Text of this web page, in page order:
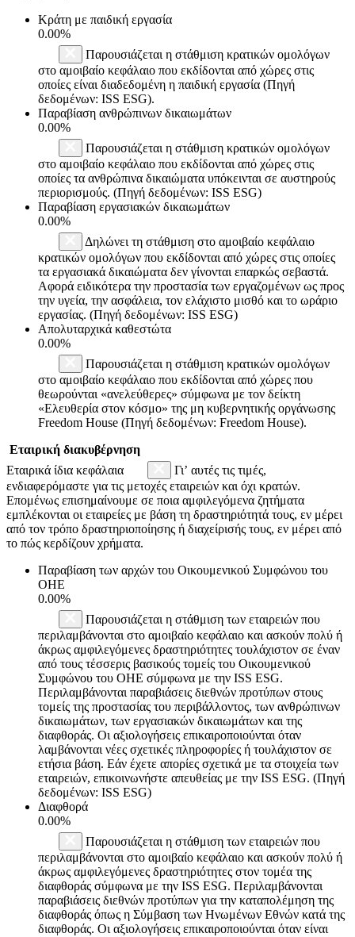
Κράτη με παιδική εργασία
0.00%
Παρουσιάζεται η στάθμιση κρατικών ομολόγων
στο αμοιβαίο κεφάλαιο που εκδίδονται από χώρες στις
οποίες είναι διαδεδομένη η παιδική εργασία (Πηγή
δεδομένων: ISS ESG).
Παραβίαση ανθρώπινων δικαιωμάτων
0.00%
Παρουσιάζεται η στάθμιση κρατικών ομολόγων
στο αμοιβαίο κεφάλαιο που εκδίδονται από χώρες στις
οποίες τα ανθρώπινα δικαιώματα υπόκεινται σε αυστηρούς
περιορισμούς. (Πηγή δεδομένων: ISS ESG)
Παραβίαση εργασιακών δικαιωμάτων
0.00%
Δηλώνει τη στάθμιση στο αμοιβαίο κεφάλαιο
κρατικών ομολόγων που εκδίδονται από χώρες στις οποίες
τα εργασιακά δικαιώματα δεν γίνονται επαρκώς σεβαστά.
Αφορά ειδικότερα την προστασία των εργαζομένων ως προς
την υγεία, την ασφάλεια, τον ελάχιστο μισθό και το ωράριο
εργασίας. (Πηγή δεδομένων: ISS ESG)
Απολυταρχικά καθεστώτα
0.00%
Παρουσιάζεται η στάθμιση κρατικών ομολόγων
στο αμοιβαίο κεφάλαιο που εκδίδονται από χώρες που
θεωρούνται «ανελεύθερες» σύμφωνα με τον δείκτη
«Ελευθερία στον κόσμο» της μη κυβερνητικής οργάνωσης
Freedom House (Πηγή δεδομένων: Freedom House).
Εταιρική διακυβέρνηση
Εταιρικά ίδια κεφάλαια
Γι’ αυτές τις τιμές,
ενδιαφερόμαστε για τις μετοχές εταιρειών και όχι κρατών.
Επομένως επισημαίνουμε σε ποια αμφιλεγόμενα ζητήματα
εμπλέκονται οι εταιρείες με βάση τη δραστηριότητά τους, εν μέρει
από τον τρόπο δραστηριοποίησης ή διαχείρισής τους, εν μέρει από
το πώς κερδίζουν χρήματα.
Παραβίαση των αρχών του Οικουμενικού Συμφώνου του
ΟΗΕ
0.00%
Παρουσιάζεται η στάθμιση των εταιρειών που
περιλαμβάνονται στο αμοιβαίο κεφάλαιο και ασκούν πολύ ή
άκρως αμφιλεγόμενες δραστηριότητες τουλάχιστον σε έναν
από τους τέσσερις βασικούς τομείς του Οικουμενικού
Συμφώνου του ΟΗΕ σύμφωνα με την ISS ESG.
Περιλαμβάνονται παραβιάσεις διεθνών προτύπων στους
τομείς της προστασίας του περιβάλλοντος, των ανθρώπινων
δικαιωμάτων, των εργασιακών δικαιωμάτων και της
διαφθοράς. Οι αξιολογήσεις επικαιροποιούνται όταν
λαμβάνονται νέες σχετικές πληροφορίες ή τουλάχιστον σε
ετήσια βάση. Εάν έχετε απορίες σχετικά με τα στοιχεία των
εταιρειών, επικοινωνήστε απευθείας με την ISS ESG. (Πηγή
δεδομένων: ISS ESG)
Διαφθορά
0.00%
Παρουσιάζεται η στάθμιση των εταιρειών που
περιλαμβάνονται στο αμοιβαίο κεφάλαιο και ασκούν πολύ ή
άκρως αμφιλεγόμενες δραστηριότητες στον τομέα της
διαφθοράς σύμφωνα με την ISS ESG. Περιλαμβάνονται
παραβιάσεις διεθνών προτύπων για την καταπολέμηση της
διαφθοράς όπως η Σύμβαση των Ηνωμένων Εθνών κατά της
διαφθοράς. Οι αξιολογήσεις επικαιροποιούνται όταν είναι